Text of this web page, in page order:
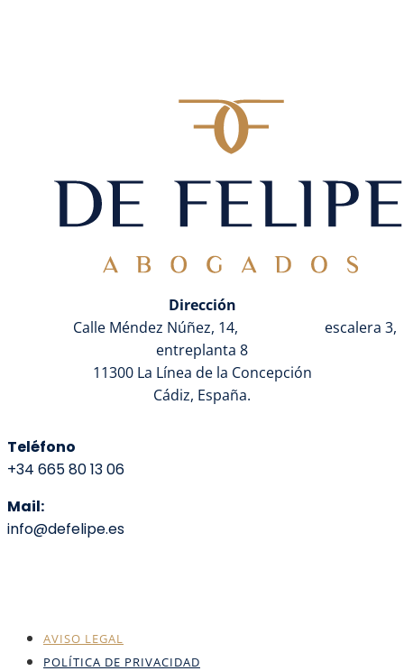
Dirección
Calle Méndez Núñez, 14, escalera 3,
entreplanta 8
11300 La Línea de la Concepción
Cádiz, España.
Teléfono
+34 665 80 13 06
Mail:
info@defelipe.es
AVISO LEGAL
POLÍTICA DE PRIVACIDAD